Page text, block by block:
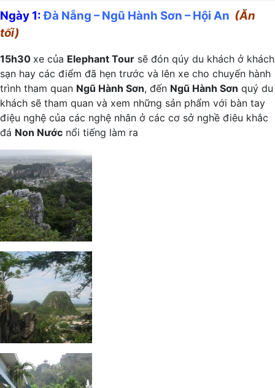
Ngày 1:Đà Nẵng – Ngũ Hành Sơn – Hội An (Ăn
tối)
15h30 xe của Elephant Tour sẽ đón qúy du khách ở khách
sạn hay các điểm đã hẹn trước và lên xe cho chuyến hành
trình tham quan Ngũ Hành Sơn, đến Ngũ Hành Sơn quý du
khách sẽ tham quan và xem những sản phẩm với bàn tay
điệu nghệ của các nghệ nhân ở các cơ sở nghề điêu khắc
đá Non Nước nổi tiếng làm ra